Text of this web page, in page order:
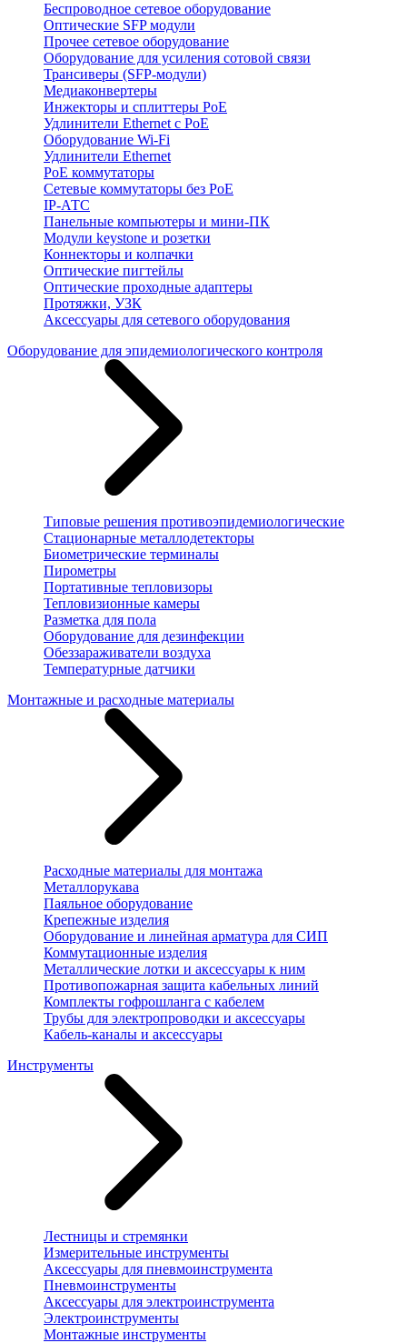
Беспроводное сетевое оборудование
Оптические SFP модули
Прочее сетевое оборудование
Оборудование для усиления сотовой связи
Трансиверы (SFP-модули)
Медиаконвертеры
Инжекторы и сплиттеры PoE
Удлинители Ethernet с PoE
Оборудование Wi-Fi
Удлинители Ethernet
PoE коммутаторы
Сетевые коммутаторы без PoE
IP-АТС
Панельные компьютеры и мини-ПК
Модули keystone и розетки
Коннекторы и колпачки
Оптические пигтейлы
Оптические проходные адаптеры
Протяжки, УЗК
Аксессуары для сетевого оборудования
Оборудование для эпидемиологического контроля
Типовые решения противоэпидемиологические
Стационарные металлодетекторы
Биометрические терминалы
Пирометры
Портативные тепловизоры
Тепловизионные камеры
Разметка для пола
Оборудование для дезинфекции
Обеззараживатели воздуха
Температурные датчики
Монтажные и расходные материалы
Расходные материалы для монтажа
Металлорукава
Паяльное оборудование
Крепежные изделия
Оборудование и линейная арматура для СИП
Коммутационные изделия
Металлические лотки и аксессуары к ним
Противопожарная защита кабельных линий
Комплекты гофрошланга с кабелем
Трубы для электропроводки и аксессуары
Кабель-каналы и аксессуары
Инструменты
Лестницы и стремянки
Измерительные инструменты
Аксессуары для пневмоинструмента
Пневмоинструменты
Аксессуары для электроинструмента
Электроинструменты
Монтажные инструменты